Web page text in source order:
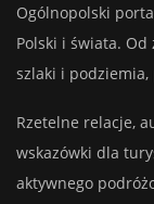
Ogólnopolski
Polski i świata.
szlaki i
Rzetelne relacje,
wskazówki dla
aktywnego